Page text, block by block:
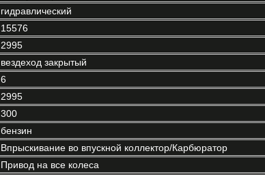
гидравлический
15576
2995
вездеход закрытый
6
2995
300
бензин
Впрыскивание во впускной коллектор/Карбюратор
Привод на все колеса